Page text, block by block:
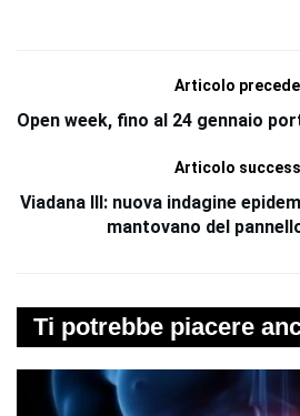
Articolo
Open week, fino al 24 gennaio
Articolo
Viadana III: nuova indagine
mantovano del
Ti potrebbe piacere